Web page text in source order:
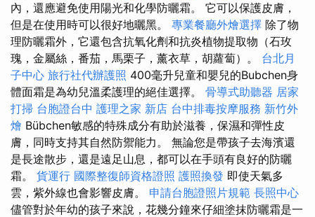
內，還應避免使用陽光和化學防曬霜。 它可以保護皮膚，
但是在使用時可以很好地曬黑。 專業餐廳外燴選擇 除了物
理防曬霜外，它還包含抗氧化劑和抗炎植物提取物（石玫
瑰，金屬絲，番茄，馬栗子，薰衣草，胡蘿蔔）。 台北月
子中心 旅行社代辦護照 400毫升兒童和嬰兒的Bubchen身
體面霜是為幼兒溫柔護理的絕佳選擇。 骨導式助聽器 居家
打掃 台胞證台中 護理之家 新店 台中排毒按摩服務 新竹外
燴 Bübchen敏感的特殊成分有助於滋養，保濕和彈性皮
膚，同時支持其自然防禦能力。 無論您是帶孩子去海濱還
是長途散步，還是遠足山息，都可以在手頭有良好的防曬
霜。 貨運行 國際整復師資格證照 護照換發 即使天氣多
雲，紫外線也會影響皮膚。 申請台胞證照片規範 長照中心
儘管對於年幼的孩子來說，花幾分鐘來仔細塗抹防曬霜是一